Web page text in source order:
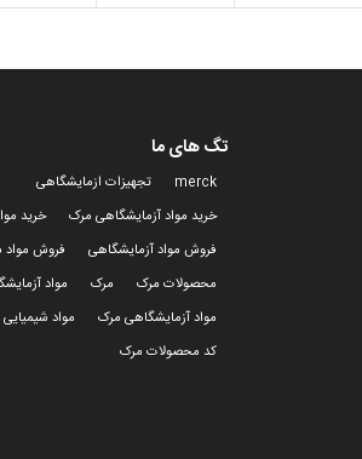
تگ های ما
merck
تجهیزات ازمایشگاهی
خرید مواد آزمایشگاهی مرک
خرید
فروش مواد آزمایشگاهی
فروش مواد
محصولات مرک
مرک
مواد
مواد آزمایشگاهی مرک
مواد
کد محصولات مرک